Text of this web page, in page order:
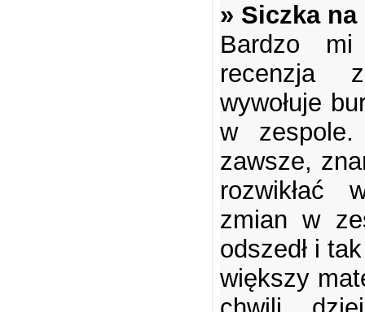
» Siczka
Bardzo mi
recenzja
wywołuje
w
zawsze,
rozwikłać
zmian w
odszedł i
większy